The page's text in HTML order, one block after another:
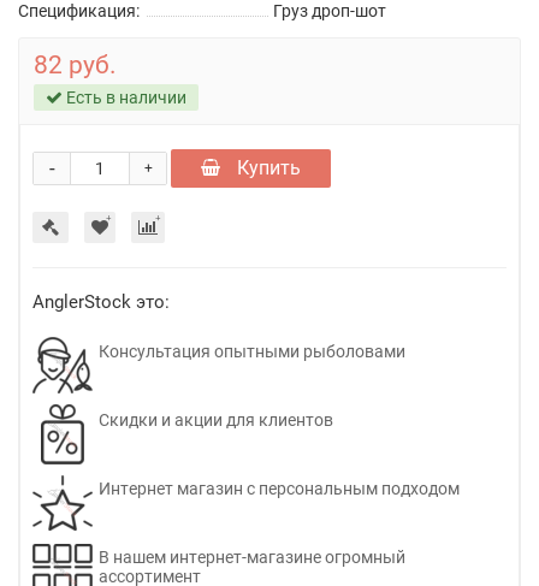
Спецификация:
Груз дроп-шот
82 руб.
Есть в наличии
+
- Купить
AnglerStock это:
Консультация опытными рыболовами
Скидки и акции для клиентов
Интернет магазин с персональным подходом
В нашем интернет-магазине огромный
ассортимент